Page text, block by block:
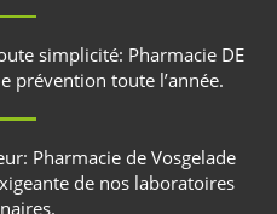
simplicité: Pharmacie DE
prévention toute l’année.
Pharmacie de Vosgelade
de nos laboratoires